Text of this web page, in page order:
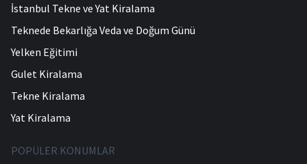
İstanbul Tekne ve Yat Kiralama
Teknede Bekarlığa Veda ve Doğum Günü
Yelken Eğitimi
Gulet Kiralama
Tekne Kiralama
Yat Kiralama
POPÜLER KONUMLAR